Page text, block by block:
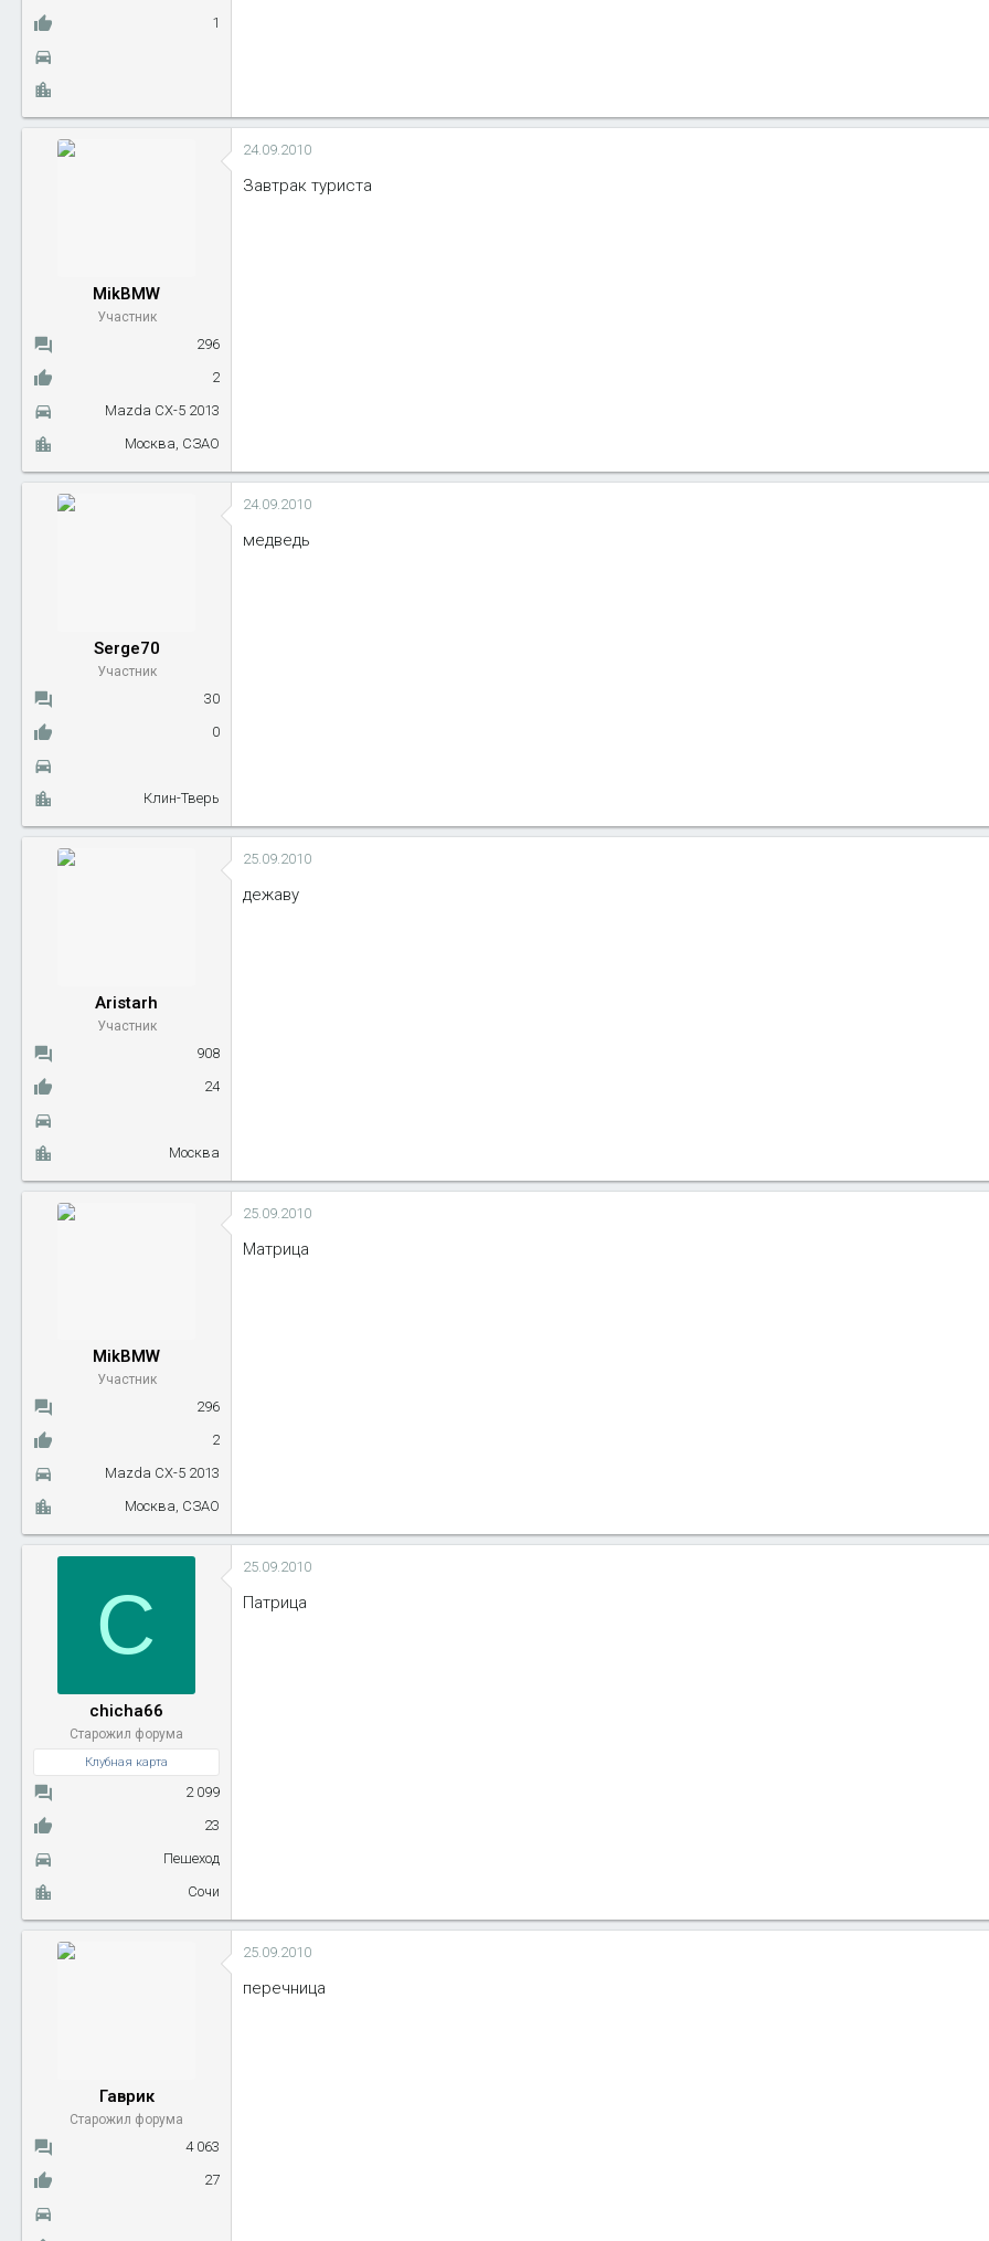
1
MikBMW
Участник
296
2
Mazda CX-5 2013
Москва, СЗАО
24.09.2010
Завтрак туриста
Serge70
Участник
30
0
Клин-Тверь
24.09.2010
медведь
Aristarh
Участник
908
24
Москва
25.09.2010
дежаву
MikBMW
Участник
296
2
Mazda CX-5 2013
Москва, СЗАО
25.09.2010
Матрица
C
chicha66
Старожил форума
Клубная карта
2 099
23
Пешеход
Сочи
25.09.2010
Патрица
Гаврик
Старожил форума
4 063
27
25.09.2010
перечница